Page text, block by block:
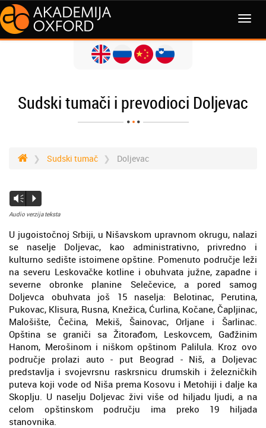
Sudski tumači i prevodioci Doljevac
Sudski tumač Doljevac
Vm
P
Audio verzija teksta
U jugoistočnoj Srbiji, u Nišavskom upravnom okrugu, nalazi
se naselje Doljevac, kao administrativno, privredno i
kulturno sedište istoimene opštine. Pomenuto područje leži
na severu Leskovačke kotline i obuhvata južne, zapadne i
severne obronke planine Selečevice, a pored samog
Doljevca obuhvata još 15 naselja: Belotinac, Perutina,
Pukovac, Klisura, Rusna, Knežica, Ćurlina, Kočane, Čapljinac,
Malošište, Čečina, Mekiš, Šainovac, Orljane i Šarlinac.
Opština se graniči sa Žitorađom, Leskovcem, Gađžinim
Hanom, Merošinom i niškom opštinom Palilula. Kroz ovo
područje prolazi auto - put Beograd - Niš, a Doljevac
predstavlja i svojevrsnu raskrsnicu drumskih i železničkih
puteva koji vode od Niša prema Kosovu i Metohiji i dalje ka
Skoplju. U naselju Doljevac živi više od hiljadu ljudi, a na
celom opštinskom području ima preko 19 hiljada
stanovnika.